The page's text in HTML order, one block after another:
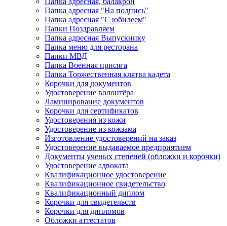
Папка адресная "На подпись"
Папка адресная "C юбилеем"
Папки Поздравляем
Папка адресная Выпускнику
Папка меню для ресторана
Папки МВД
Папка Военная присяга
Папка Торжественная клятва кадета
Корочки для документов
Удостоверение волонтёра
Ламинирование документов
Корочки для сертификатов
Удостоверения из кожи
Удостоверение из кожзама
Изготовление удостоверений на заказ
Удостоверение выдаваемое предприятием
Документы ученых степеней (обложки и корочки)
Удостоверение адвоката
Квалификационное удостоверение
Квалификационное свидетельство
Квалификационный диплом
Корочки для свидетельств
Корочки для дипломов
Обложки аттестатов